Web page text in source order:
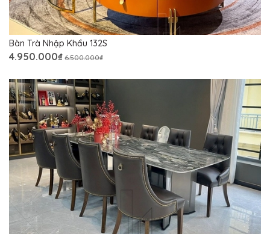
Bàn Trà Nhập Khẩu 132S
4.950.000₫ 6.500.000₫